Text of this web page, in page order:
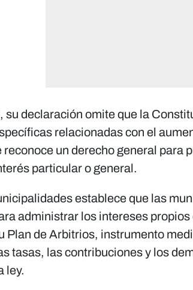
su declaración omite que la
relacionadas con el
reconoce un derecho general para
particular o general.
establece que las
administrar los intereses
Plan de Arbitrios, instrumento
tasas, las contribuciones y los
ley.